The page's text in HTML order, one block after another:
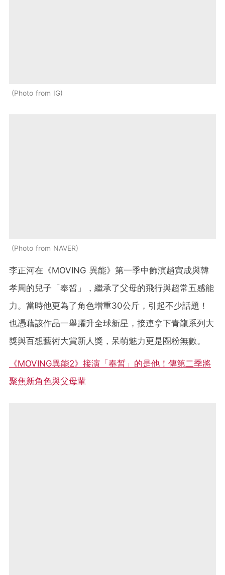
Photo from IG
Photo from NAVER
李正河在《MOVING 異能》第一季中飾演趙寅成與韓
孝周的兒子「奉皙」，繼承了父母的飛行與超常五感能
力。當時他更為了角色增重30公斤，引起不少話題！
也憑藉該作品一舉躍升全球新星，接連拿下青龍系列大
獎與百想藝術大賞新人獎，呆萌魅力更是圈粉無數。
《MOVING異能2》接演「奉晳」的是他！傳第二季將
聚焦新角色與父母輩